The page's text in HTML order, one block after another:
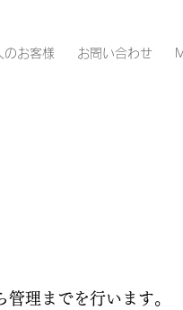
のお客様 お問い合わせ
理までを行います。